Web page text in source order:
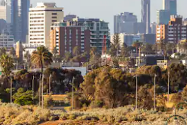
동작으로 탐색하세요.